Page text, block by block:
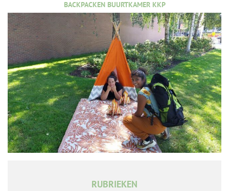
BACKPACKEN BUURTKAMER KKP
RUBRIEKEN